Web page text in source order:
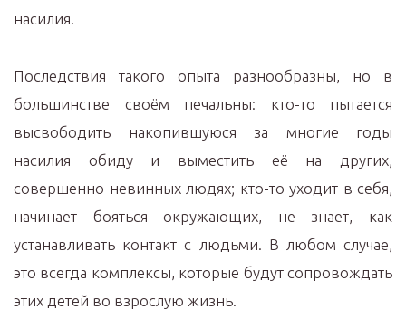
насилия.
Последствия такого опыта разнообразны, но в
большинстве своём печальны: кто-то пытается
высвободить накопившуюся за многие годы
насилия обиду и выместить её на других,
совершенно невинных людях; кто-то уходит в себя,
начинает бояться окружающих, не знает, как
устанавливать контакт с людьми. В любом случае,
это всегда комплексы, которые будут сопровождать
этих детей во взрослую жизнь.